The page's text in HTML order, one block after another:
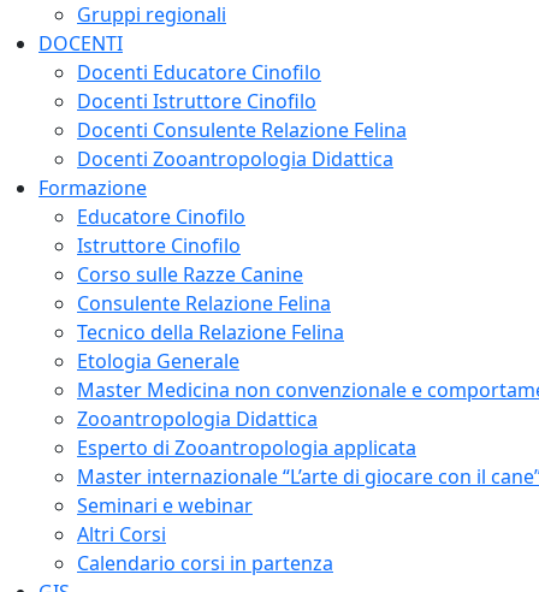
Gruppi regionali
DOCENTI
Docenti Educatore Cinofilo
Docenti Istruttore Cinofilo
Docenti Consulente Relazione Felina
Docenti Zooantropologia Didattica
Formazione
Educatore Cinofilo
Istruttore Cinofilo
Corso sulle Razze Canine
Consulente Relazione Felina
Tecnico della Relazione Felina
Etologia Generale
Master Medicina non convenzionale e
Zooantropologia Didattica
Esperto di Zooantropologia applicata
Master internazionale “L’arte di giocare con il
Seminari e webinar
Altri Corsi
Calendario corsi in partenza